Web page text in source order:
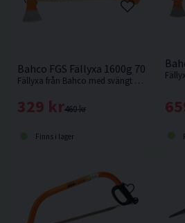
Bahco FGS Fällyxa 1600g 700mm
Fällyxa från Bahco med svängt skaft i askträ med tunnt skäregg.
460 kr
329 kr
Finns i lager